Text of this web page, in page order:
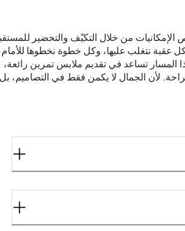
من خلال التكيّف والتحضير
عقبة نتغلب عليها، وكل خطوة نخطوها
تساعد في تقديم ملابس تمرين رائعة،
لأن الجمال لا يكمن فقط في التصاميم، بل